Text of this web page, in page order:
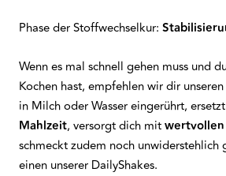
Phase der Stoffwechselkur:
Wenn es mal schnell gehen muss und
Kochen hast, empfehlen wir dir unseren
in Milch oder Wasser eingerührt,
Mahlzeit, versorgt dich mitwertvollen
schmeckt zudem noch unwiderstehlich
einen unserer DailyShakes.